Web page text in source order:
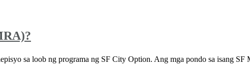
sa loob ng programa ng SF City Option. Ang mga pondo sa isang SF